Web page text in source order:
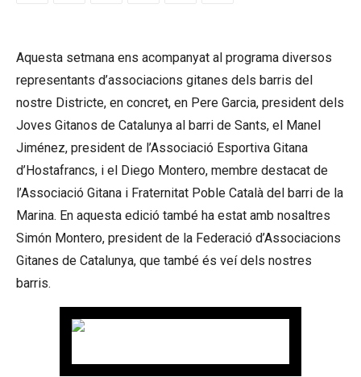
Aquesta setmana ens acompanyat al programa diversos
representants d’associacions gitanes dels barris del
nostre Districte, en concret, en Pere Garcia, president dels
Joves Gitanos de Catalunya al barri de Sants, el Manel
Jiménez, president de l’Associació Esportiva Gitana
d’Hostafrancs, i el Diego Montero, membre destacat de
l’Associació Gitana i Fraternitat Poble Català del barri de la
Marina. En aquesta edició també ha estat amb nosaltres
Simón Montero, president de la Federació d’Associacions
Gitanes de Catalunya, que també és veí dels nostres
barris.